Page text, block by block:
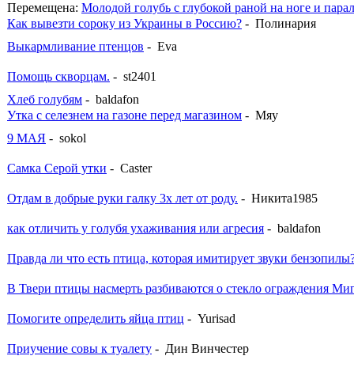
Перемещена: Молодой голубь с глубокой раной на ноге и
Как вывезти сороку из Украины в Россию? - Полинария
Выкармливание птенцов - Eva
Помощь скворцам. - st2401
Хлеб голубям - baldafon
Утка с селезнем на газоне перед магазином - Мяу
9 МАЯ - sokol
Самка Серой утки - Caster
Отдам в добрые руки галку 3х лет от роду. - Никита1985
как отличить у голубя ухаживания или агресия - baldafon
Правда ли что есть птица, которая имитирует звуки
В Твери птицы насмерть разбиваются о стекло ограждения
Помогите определить яйца птиц - Yurisad
Приучение совы к туалету - Дин Винчестер